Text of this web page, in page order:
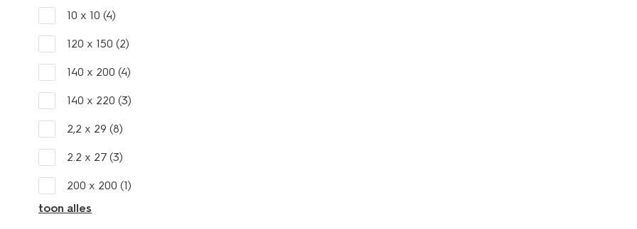
10 x 10 (4)
120 x 150 (2)
140 x 200 (4)
140 x 220 (3)
2,2 x 29 (8)
2.2 x 27 (3)
200 x 200 (1)
toon alles